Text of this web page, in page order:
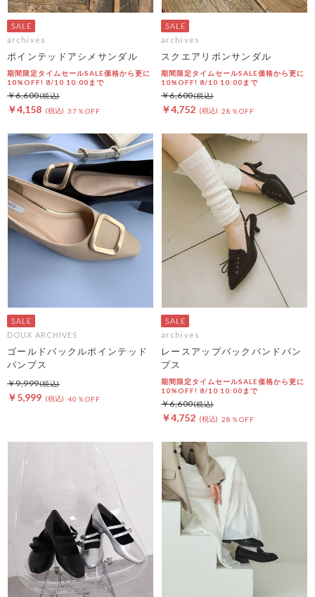
archives
ポインテッドアシメサンダル
期間限定タイムセールSALE価格から更に
10%OFF! 8/10 10:00まで
￥4,158 37％OFF
￥6,600
archives
スクエアリボンサンダル
期間限定タイムセールSALE価格から更に
10%OFF! 8/10 10:00まで
￥4,752 28％OFF
￥6,600
DOUX ARCHIVES
ゴールドバックルポインテッド
パンプス
￥5,999 40％OFF
￥9,999
archives
レースアップバックバンドパン
プス
期間限定タイムセールSALE価格から更に
10%OFF! 8/10 10:00まで
￥4,752 28％OFF
￥6,600